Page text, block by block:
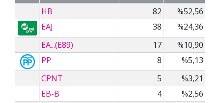
HB
82
%52,56
EAJ
38
%24,36
EA...(E89)
17
%10,90
PP
8
%5,13
CPNT
5
%3,21
EB-B
4
%2,56